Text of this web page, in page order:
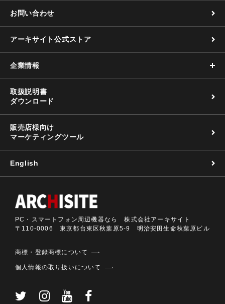
お問い合わせ
アーキサイト公式ストア
企業情報
取扱説明書
ダウンロード
販売店様向け
マーケティングツール
English
PC・スマートフォン周辺機器なら 株式会社アーキサイト
〒110-0006 東京都台東区秋葉原5-9 明治安田生命秋葉原ビル
商標・登録商標について
個人情報の取り扱いについて